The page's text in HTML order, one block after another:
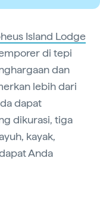
Island Lodge
di tepi
dan
lebih dari
dapat
dikurasi, tiga
kayak,
Anda